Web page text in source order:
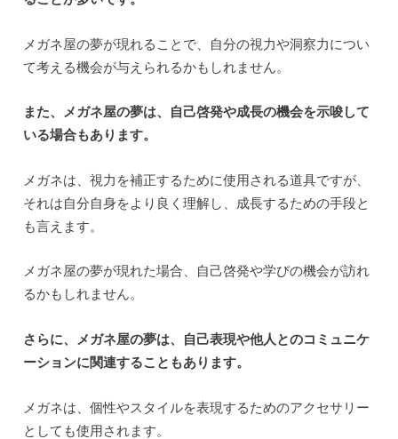
メガネ屋の夢が現れることで、自分の視力や洞察力につい
て考える機会が与えられるかもしれません。
また、メガネ屋の夢は、自己啓発や成長の機会を示唆して
いる場合もあります。
メガネは、視力を補正するために使用される道具ですが、
それは自分自身をより良く理解し、成長するための手段と
も言えます。
メガネ屋の夢が現れた場合、自己啓発や学びの機会が訪れ
るかもしれません。
さらに、メガネ屋の夢は、自己表現や他人とのコミュニケ
ーションに関連することもあります。
メガネは、個性やスタイルを表現するためのアクセサリー
としても使用されます。